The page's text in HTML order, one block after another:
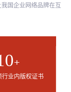
国企业网络品牌在互
+
行业内版权证书